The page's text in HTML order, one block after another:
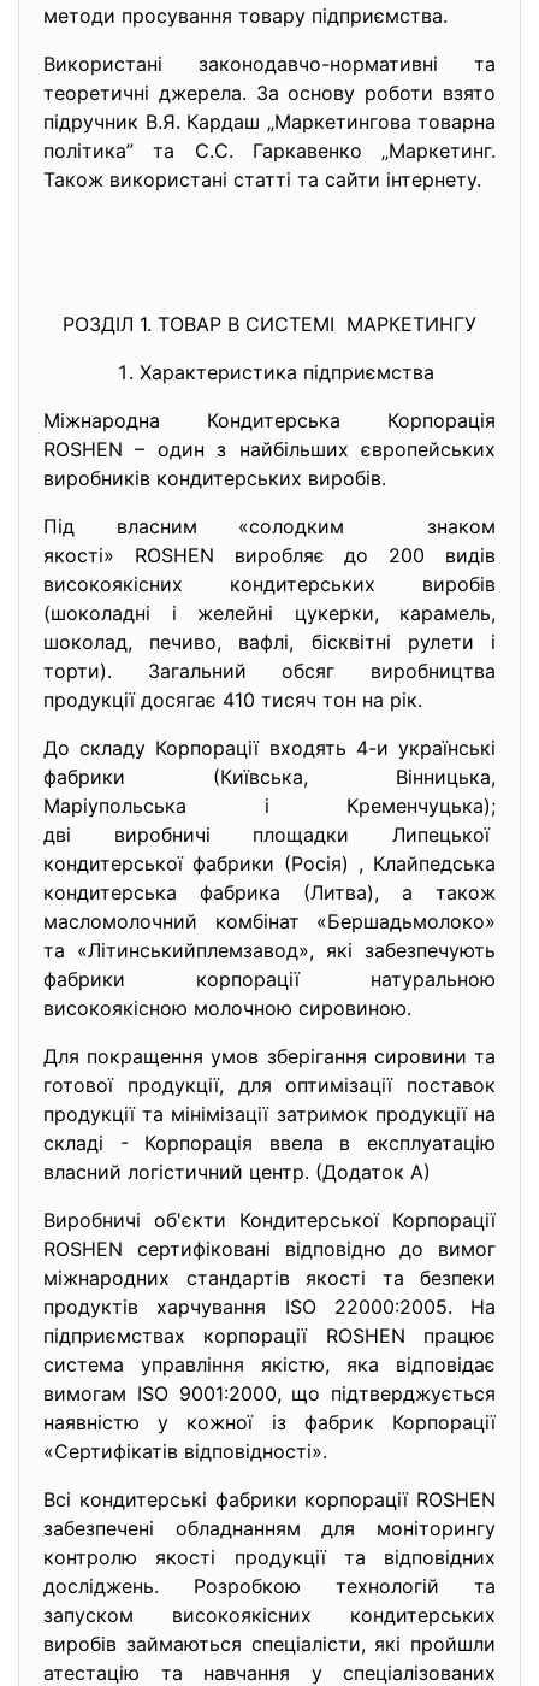
методи просування товару підприємства.
Використані законодавчо-нормативні та
теоретичні джерела. За основу роботи взято
підручник В.Я. Кардаш „Маркетингова товарна
політика” та С.С. Гаркавенко „Маркетинг.
Також використані статті та сайти інтернету.
РОЗДІЛ 1. ТОВАР В СИСТЕМІ МАРКЕТИНГУ
Характеристика підприємства
Міжнародна Кондитерська Корпорація
ROSHEN – один з найбільших європейських
виробників кондитерських виробів.
Під власним «солодким знаком
якості» ROSHEN виробляє до 200 видів
високоякісних кондитерських виробів
(шоколадні і желейні цукерки, карамель,
шоколад, печиво, вафлі, бісквітні рулети і
торти). Загальний обсяг виробництва
продукції досягає 410 тисяч тон на рік.
До складу Корпорації входять 4-и українські
фабрики (Київська, Вінницька,
Маріупольська і Кременчуцька);
дві виробничі площадки Липецької
кондитерської фабрики (Росія) , Клайпедська
кондитерська фабрика (Литва), а також
масломолочний комбінат «Бершадьмолоко»
та «Літинськийплемзавод», які забезпечують
фабрики корпорації натуральною
високоякісною молочною сировиною.
Для покращення умов зберігання сировини та
готової продукції, для оптимізації поставок
продукції та мінімізації затримок продукції на
складі - Корпорація ввела в експлуатацію
власний логістичний центр. (Додаток А)
Виробничі об'єкти Кондитерської Корпорації
ROSHEN сертифіковані відповідно до вимог
міжнародних стандартів якості та безпеки
продуктів харчування ISO 22000:2005. На
підприємствах корпорації ROSHEN працює
система управління якістю, яка відповідає
вимогам ISO 9001:2000, що підтверджується
наявністю у кожної із фабрик Корпорації
«Сертифікатів відповідності».
Всі кондитерські фабрики корпорації ROSHEN
забезпечені обладнанням для моніторингу
контролю якості продукції та відповідних
досліджень. Розробкою технологій та
запуском високоякісних кондитерських
виробів займаються спеціалісти, які пройшли
атестацію та навчання у спеціалізованих